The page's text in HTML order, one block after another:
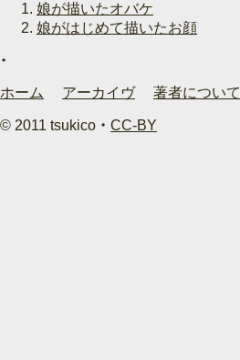
娘が描いたオバケ
娘がはじめて描いたお顔
ホーム アーカイヴ 著者について
© 2011 tsukico ・ CC-BY